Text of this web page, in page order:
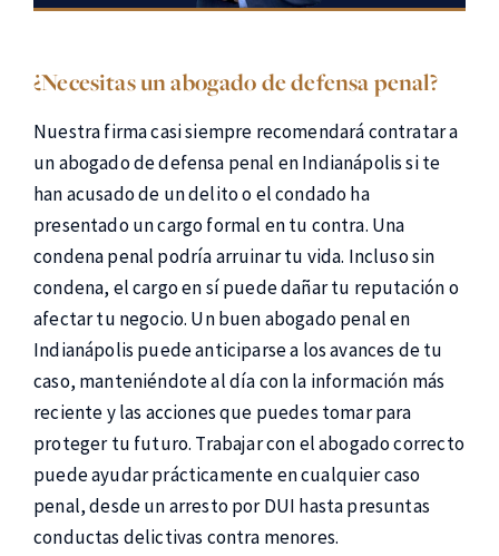
¿Necesitas un abogado de defensa penal?
Nuestra firma casi siempre recomendará contratar a
un abogado de defensa penal en Indianápolis si te
han acusado de un delito o el condado ha
presentado un cargo formal en tu contra. Una
condena penal podría arruinar tu vida. Incluso sin
condena, el cargo en sí puede dañar tu reputación o
afectar tu negocio. Un buen abogado penal en
Indianápolis puede anticiparse a los avances de tu
caso, manteniéndote al día con la información más
reciente y las acciones que puedes tomar para
proteger tu futuro. Trabajar con el abogado correcto
puede ayudar prácticamente en cualquier caso
penal, desde un arresto por DUI hasta presuntas
conductas delictivas contra menores.